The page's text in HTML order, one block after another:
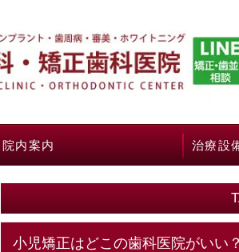
院内案内 治療設
小児矯正はどこの歯科医院がいい